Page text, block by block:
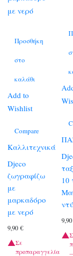
Προσθήκη
στο
καλάθι
Add to
Wishlist
Compare
Καλλιτεχνικά
Djeco
ζωγραφίζω
με
μαρκαδόρο
με νερό
9,90 €
Σε
προπαραγγελία
10